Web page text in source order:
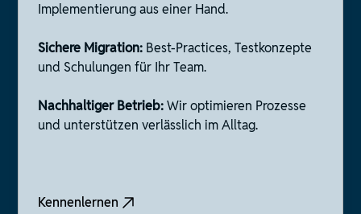
Implementierung aus einer Hand.
Sichere Migration: Best-Practices, Testkonzepte
und Schulungen für Ihr Team.
Nachhaltiger Betrieb:Wir optimieren Prozesse
und unterstützen verlässlich im Alltag.
Kennenlernen